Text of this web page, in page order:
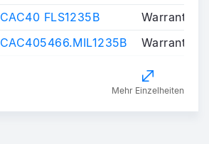
CAC40 FLS1235B
Warrants/
CAC405466.MIL1235B Warrants/
Mehr Einzelheiten